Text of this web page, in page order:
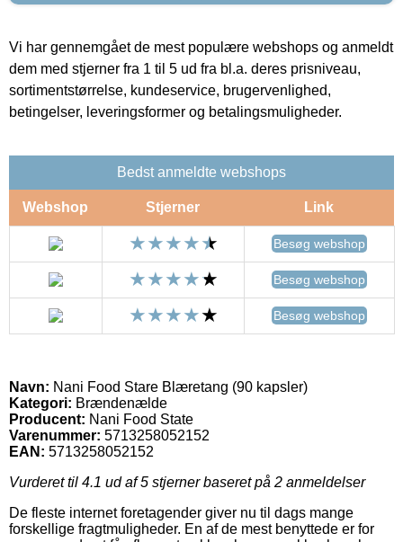
Vi har gennemgået de mest populære webshops og anmeldt
dem med stjerner fra 1 til 5 ud fra bl.a. deres prisniveau,
sortimentstørrelse, kundeservice, brugervenlighed,
betingelser, leveringsformer og betalingsmuligheder.
Bedst anmeldte webshops
Webshop Stjerner Link
Besøg webshop
Besøg webshop
Besøg webshop
Navn: Nani Food Stare Blæretang (90 kapsler)
Kategori: Brændenælde
Producent: Nani Food State
Varenummer: 5713258052152
EAN: 5713258052152
Vurderet til 4.1 ud af 5 stjerner baseret på 2 anmeldelser
De fleste internet foretagender giver nu til dags mange
forskellige fragtmuligheder. En af de mest benyttede er for